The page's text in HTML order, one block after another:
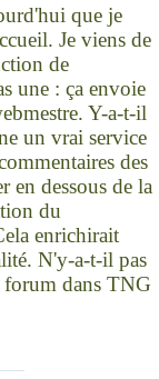
que je
Je viens de
de
une : ça envoie
Y-a-t-il
un vrai service
des
en dessous de la
du
enrichirait
N'y-a-t-il pas
dans TNG